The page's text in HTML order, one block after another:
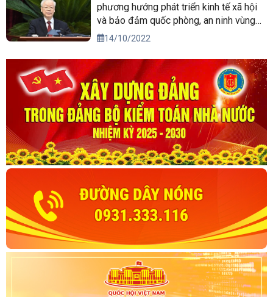
phương hướng phát triển kinh tế xã hội
và bảo đảm quốc phòng, an ninh vùng
Tây Nguyên đến năm 2030, tầm nhìn
14/10/2022